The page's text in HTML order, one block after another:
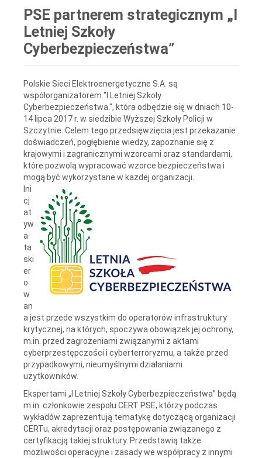
PSE partnerem strategicznym „I
Letniej Szkoły
Cyberbezpieczeństwa”
Polskie Sieci Elektroenergetyczne S.A. są
współorganizatorem "I Letniej Szkoły
Cyberbezpieczeństwa.", która odbędzie się w dniach 10-
14 lipca 2017 r. w siedzibie Wyższej Szkoły Policji w
Szczytnie. Celem tego przedsięwzięcia jest przekazanie
doświadczeń, pogłębienie wiedzy, zapoznanie się z
krajowymi i zagranicznymi wzorcami oraz standardami,
które pozwolą wypracować wzorce bezpieczeństwa i
mogą być wykorzystane w każdej organizacji.
Ini
cj
at
yw
a
ta
ski
er
o
w
an
a jest przede wszystkim do operatorów infrastruktury
krytycznej, na których, spoczywa obowiązek jej ochrony,
m.in. przed zagrożeniami związanymi z aktami
cyberprzestępczości i cyberterroryzmu, a także przed
przypadkowymi, nieumyślnymi działaniami
użytkowników.
Ekspertami „I Letniej Szkoły Cyberbezpieczeństwa” będą
m.in. członkowie zespołu CERT PSE, którzy podczas
wykładów zaprezentują tematykę dotyczącą organizacji
CERTu, akredytacji oraz postępowania związanego z
certyfikacją takiej struktury. Przedstawią także
możliwości operacyjne i zasady we współpracy z innymi